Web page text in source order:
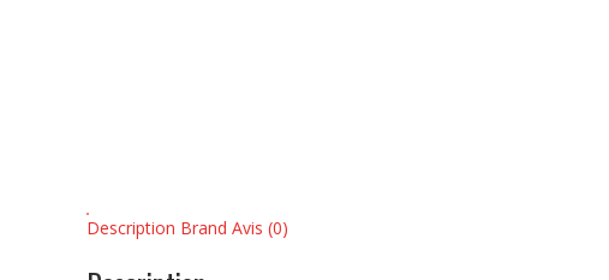
Description Brand Avis (0)